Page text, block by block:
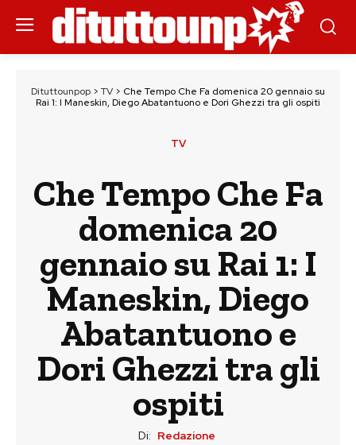
Dituttounpop > TV > Che Tempo Che Fa domenica 20 gennaio su
Rai 1: I Maneskin, Diego Abatantuono e Dori Ghezzi tra gli ospiti
TV
Che Tempo Che Fa
domenica 20
gennaio su Rai 1: I
Maneskin, Diego
Abatantuono e
Dori Ghezzi tra gli
ospiti
Di: Redazione